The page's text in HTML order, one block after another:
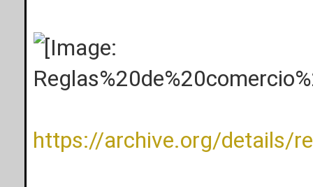
https://archive.org/details/